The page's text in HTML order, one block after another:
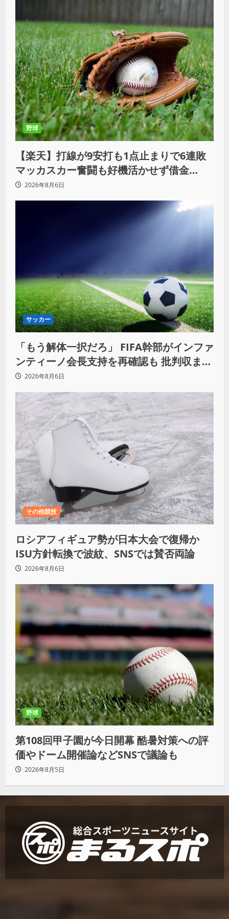
野球
【楽天】打線が9安打も1点止まりで6連敗
マッカスカー奮闘も好機活かせず借金
「22」
2026年8月6日
サッカー
「もう解体一択だろ」 FIFA幹部がインファ
ンティーノ会長支持を再確認も 批判収まら
ず2026年8月6日
その他競技
ロシアフィギュア勢が日本大会で復帰か
ISU方針転換で波紋、SNSでは賛否両論
2026年8月6日
野球
第108回甲子園が今日開幕 酷暑対策への評
価やドーム開催論などSNSで議論も
2026年8月5日